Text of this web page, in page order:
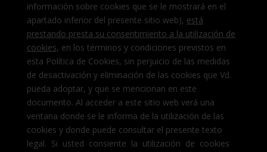
información sobre cookies que se le mostrará en el
apartado inferior del presente sitio web), está
prestando presta su consentimiento a la utilización de
cookies, en los términos y condiciones previstos en
esta Política de Cookies, sin perjuicio de las medidas
de desactivación y eliminación de las cookies que Vd.
pueda adoptar, y que se mencionan en este
documento. Al acceder a este sitio web verá una
ventana donde se le informa de la utilización de las
cookies y donde puede consultar el presente texto
legal. Si usted consiente la utilización de cookies